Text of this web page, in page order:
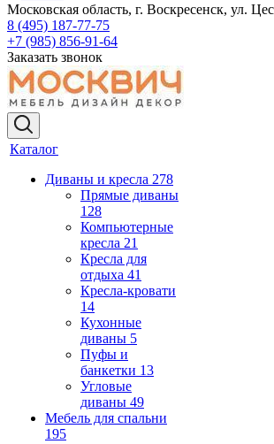
Московская область, г. Воскресенск, ул.
8 (495) 187-77-75
+7 (985) 856-91-64
Заказать звонок
Каталог
Диваны и кресла 278
Прямые диваны
128
Компьютерные
кресла 21
Кресла для
отдыха 41
Кресла-кровати
14
Кухонные
диваны 5
Пуфы и
банкетки 13
Угловые
диваны 49
Мебель для спальни
195